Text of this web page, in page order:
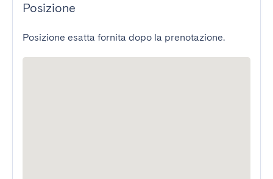
Posizione
Posizione esatta fornita dopo la prenotazione.